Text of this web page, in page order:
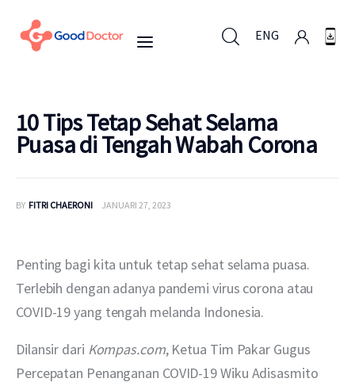
ENG
Mengapa Good Doctor
Berita
10 Tips Tetap Sehat Selama
Puasa di Tengah Wabah Corona
BY FITRI CHAERONI JANUARI 27, 2023
Penting bagi kita untuk tetap sehat selama puasa.
Terlebih dengan adanya pandemi virus corona atau
COVID-19 yang tengah melanda Indonesia.
Dilansir dari Kompas.com, Ketua Tim Pakar Gugus
Percepatan Penanganan COVID-19 Wiku Adisasmito